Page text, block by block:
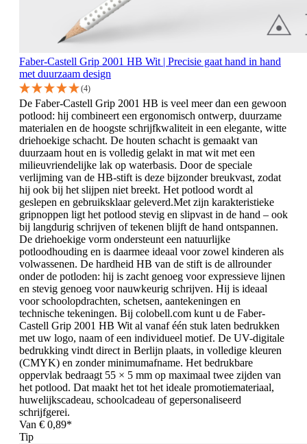
Faber-Castell Grip 2001 HB Wit | Precisie gaat hand in hand
met duurzaam design
(4)
De Faber-Castell Grip 2001 HB is veel meer dan een gewoon
potlood: hij combineert een ergonomisch ontwerp, duurzame
materialen en de hoogste schrijfkwaliteit in een elegante, witte
driehoekige schacht. De houten schacht is gemaakt van
duurzaam hout en is volledig gelakt in mat wit met een
milieuvriendelijke lak op waterbasis. Door de speciale
verlijming van de HB-stift is deze bijzonder breukvast, zodat
hij ook bij het slijpen niet breekt. Het potlood wordt al
geslepen en gebruiksklaar geleverd.Met zijn karakteristieke
gripnoppen ligt het potlood stevig en slipvast in de hand – ook
bij langdurig schrijven of tekenen blijft de hand ontspannen.
De driehoekige vorm ondersteunt een natuurlijke
potloodhouding en is daarmee ideaal voor zowel kinderen als
volwassenen. De hardheid HB van de stift is de allrounder
onder de potloden: hij is zacht genoeg voor expressieve lijnen
en stevig genoeg voor nauwkeurig schrijven. Hij is ideaal
voor schoolopdrachten, schetsen, aantekeningen en
technische tekeningen. Bij colobell.com kunt u de Faber-
Castell Grip 2001 HB Wit al vanaf één stuk laten bedrukken
met uw logo, naam of een individueel motief. De UV-digitale
bedrukking vindt direct in Berlijn plaats, in volledige kleuren
(CMYK) en zonder minimumafname. Het bedrukbare
oppervlak bedraagt 55 × 5 mm op maximaal twee zijden van
het potlood. Dat maakt het tot het ideale promotiemateriaal,
huwelijkscadeau, schoolcadeau of gepersonaliseerd
schrijfgerei.
Van € 0,89*
Tip